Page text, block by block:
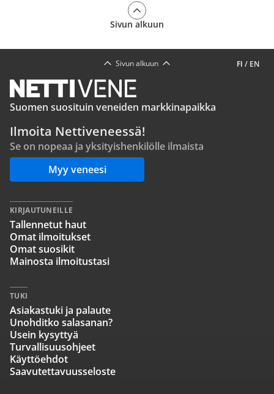
Sivun alkuun
FI / EN
Sivun alkuun
Suomen suosituin veneiden markkinapaikka
Ilmoita Nettiveneessä!
Se on nopeaa ja yksityishenkilölle ilmaista
Myy veneesi
KIRJAUTUNEILLE
Tallennetut haut
Omat ilmoitukset
Omat suosikit
Mainosta ilmoitustasi
TUKI
Asiakastuki ja palaute
Unohditko salasanan?
Usein kysyttyä
Turvallisuusohjeet
Käyttöehdot
Saavutettavuusseloste